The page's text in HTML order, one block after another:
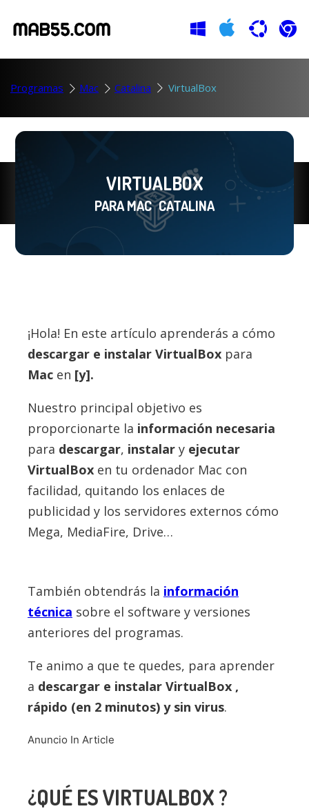
Programas Mac Catalina VirtualBox
VIRTUALBOX
PARA MAC CATALINA
¡Hola! En este artículo aprenderás a cómo
descargar e instalar VirtualBox para
Mac en [y].
Nuestro principal objetivo es
proporcionarte la información necesaria
para descargar, instalar y ejecutar
VirtualBox en tu ordenador Mac con
facilidad, quitando los enlaces de
publicidad y los servidores externos cómo
Mega, MediaFire, Drive…
También obtendrás la información
técnica sobre el software y versiones
anteriores del programas.
Te animo a que te quedes, para aprender
a descargar e instalar VirtualBox ,
rápido (en 2 minutos) y sin virus.
Anuncio In Article
¿QUÉ ES VIRTUALBOX ?